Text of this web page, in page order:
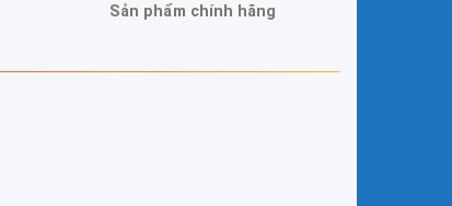
Sản phẩm chính hãng